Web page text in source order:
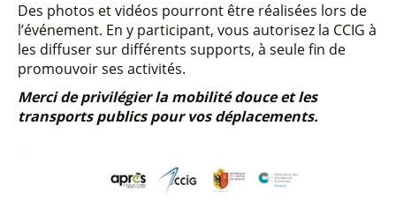
​Des photos et vidéos pourront être réalisées lors de
l’événement. En y participant, vous autorisez la CCIG à
les diffuser sur différents supports, à seule fin de
promouvoir ses activités.
Merci de privilégier la mobilité douce et les
transports publics pour vos déplacements.